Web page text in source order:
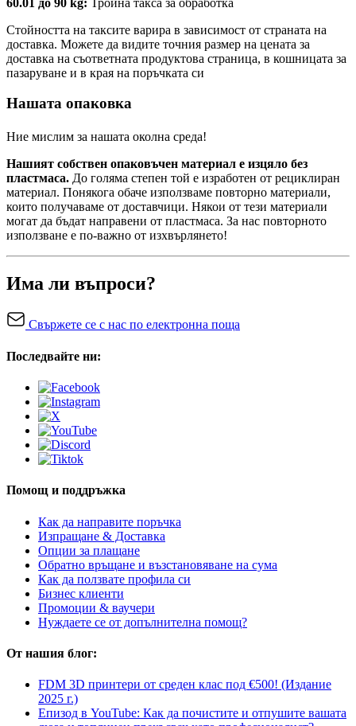
Стойността на таксите варира в зависимост от страната на
доставка. Можете да видите точния размер на цената за
доставка на съответната продуктова страница, в кошницата за
пазаруване и в края на поръчката си
Нашата опаковка
Ние мислим за нашата околна среда!
Нашият собствен опаковъчен материал е изцяло без
пластмаса. До голяма степен той е изработен от рециклиран
материал. Понякога обаче използваме повторно материали,
които получаваме от доставчици. Някои от тези материали
могат да бъдат направени от пластмаса. За нас повторното
използване е по-важно от изхвърлянето!
Има ли въпроси?
Свържете се с нас по електронна поща
Последвайте ни:
Помощ и поддръжка
Как да направите поръчка
Изпращане & Доставка
Опции за плащане
Обратно връщане и възстановяване на сума
Как да ползвате профила си
Бизнес клиенти
Промоции & ваучери
Нуждаете се от допълнителна помощ?
От нашия блог:
FDM 3D принтери от среден клас под €500! (Издание
2025 г.)
Епизод в YouTube: Как да почистите и отпушите вашата